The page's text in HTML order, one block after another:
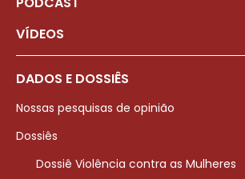
VÍDEOS
DADOS E DOSSIÊS
Nossas pesquisas de opinião
Dossiês
Dossiê Violência contra as Mulheres